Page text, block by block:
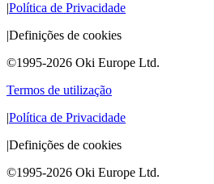
|Política de Privacidade
|Definições de cookies
©1995-2026 Oki Europe Ltd.
Termos de utilização
|Política de Privacidade
|Definições de cookies
©1995-2026 Oki Europe Ltd.